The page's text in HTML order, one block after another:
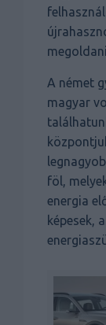
A német
magyar
föl,
energia
képesek,